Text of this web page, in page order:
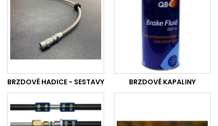
BRZDOVÉ HADICE - SESTAVY BRZDOVÉ KAPALINY